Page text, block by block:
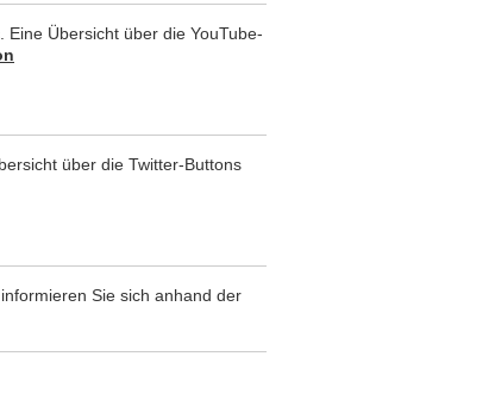
Übersicht über die YouTube-
über die Twitter-Buttons
Sie sich anhand der